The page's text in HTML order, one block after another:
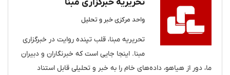
واحد مرکزی خبر و تحلیل
تحریریه مبنا، قلب تپنده روایت در خبرگزاری
مبنا. اینجا جایی است که خبرنگاران و دبیران
ما، دور از هیاهو، داده‌های خام را به خبر و تحلیلی قابل استناد